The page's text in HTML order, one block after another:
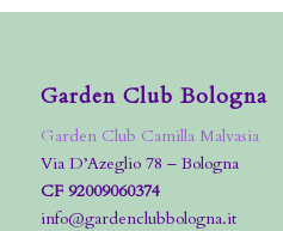
Garden Club Bologna
Garden Club Camilla Malvasia
Via D’Azeglio 78 – Bologna
CF 92009060374
info@gardenclubbologna.it